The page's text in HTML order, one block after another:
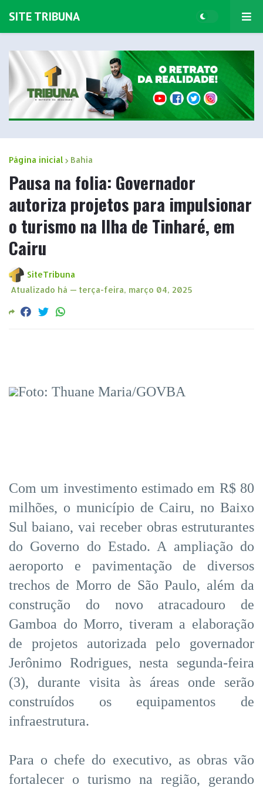
SITE TRIBUNA
Página inicial Bahia
Pausa na folia: Governador
autoriza projetos para impulsionar
o turismo na Ilha de Tinharé, em
Cairu
SiteTribuna
Atualizado há — terça-feira, março 04, 2025
Foto: Thuane Maria/GOVBA
Com um investimento estimado em R$ 80
milhões, o município de Cairu, no Baixo
Sul baiano, vai receber obras estruturantes
do Governo do Estado. A ampliação do
aeroporto e pavimentação de diversos
trechos de Morro de São Paulo, além da
construção do novo atracadouro de
Gamboa do Morro, tiveram a elaboração
de projetos autorizada pelo governador
Jerônimo Rodrigues, nesta segunda-feira
(3), durante visita às áreas onde serão
construídos os equipamentos de
infraestrutura.
Para o chefe do executivo, as obras vão
fortalecer o turismo na região, gerando